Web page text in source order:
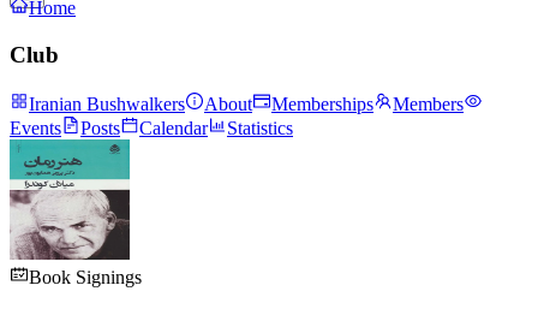
Home
Club
Iranian Bushwalkers About Memberships
Members
Events
Posts Calendar Statistics
Book Signings